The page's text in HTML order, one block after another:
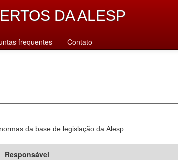
DA ALESP
frequentes Contato
da base de legislação da Alesp.
Responsável